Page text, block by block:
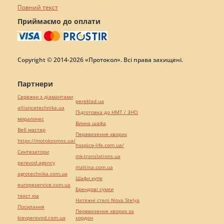
Повний текст
Приймаємо до оплати
Copyright © 2014-2026 «Протокол». Всі права захищені.
Партнери
Сережки з діамантами
alliancetechnika.ua
миралинкс
Веб мастер
https://motokosmos.ua/
Синтезатори
perevod.agency
agrotechnika.com.ua
europeservice.com.ua
текст юа
Посилання
kievperevod.com.ua
pereklad.ua
Підготовка до НМТ / ЗНО
Винна шафа
Перевезення хворих
hospice-life.com.ua/
mk-translations.ua
maltina.com.ua
Шафи купе
Брендові сумки
Натяжні стелі Nova Stelya
Перевезення хворих за
кордон